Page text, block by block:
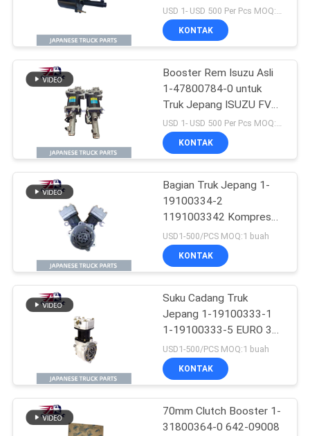
BERITA
PERMINTAAN
PENAWARAN
SITEMAP
PRIVACY
POLICY
Suku Cadang Truk
Hino 700 Parts
123
Suku Cadang Hino
500
185
76
Jepang ISUZU FSR33
6HH1 6HK1 OEM
1478006630
KONTAK
Booster Rem Isuzu Asli
1-47800784-0 untuk
Truk Jepang ISUZU FVR
FRR 6HH1 6HK1 6HL1
OEM 1478007840
USD 1- USD 500 Per Pcs MOQ:1 buah
KONTAK
Bagian Truk Jepang 1-
19100334-2
1191003342 Kompresor
Udara Pompa Assy Untuk
ISUZU CYZ51K 6WF1
HNTC Merek
USD1-500/PCS MOQ:1 buah
KONTAK
Suku Cadang Truk
Jepang 1-19100333-1
1-19100333-5 EURO 3
Pompa Kompresor Udara
Assy Untuk ISUZU
CYZ51K CXZ51K 6WF1
USD1-500/PCS MOQ:1 buah
KONTAK
70mm Clutch Booster 1-
31800364-0 642-09008